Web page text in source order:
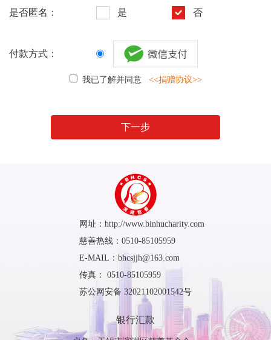
是否匿名： 是 否
付款方式：
我已了解并同意 <<捐赠协议>>
下一步
网址：http://www.binhucharity.com
慈善热线：0510-85105959
E-MAIL：bhcsjjh@163.com
传真： 0510-85105959
苏公网安备 32021102001542号
银行汇款